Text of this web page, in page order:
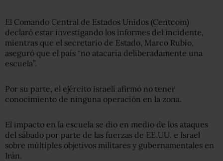
El Comando Central de Estados Unidos (Centcom)
declaró estar investigando los informes del incidente,
mientras que el secretario de Estado, Marco Rubio,
aseguró que el país “no atacaría deliberadamente una
escuela”.
Por su parte, el ejército israelí afirmó no tener
conocimiento de ninguna operación en la zona.
El impacto en la escuela se dio en medio de los ataques
del sábado por parte de las fuerzas de EE.UU. e Israel
sobre múltiples objetivos militares y gubernamentales en
Irán.